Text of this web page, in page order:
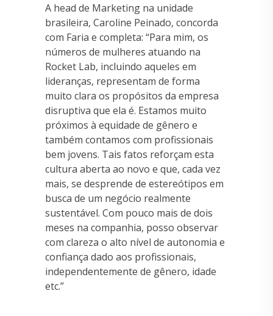
A head de Marketing na unidade
brasileira, Caroline Peinado, concorda
com Faria e completa: “Para mim, os
números de mulheres atuando na
Rocket Lab, incluindo aqueles em
lideranças, representam de forma
muito clara os propósitos da empresa
disruptiva que ela é. Estamos muito
próximos à equidade de gênero e
também contamos com profissionais
bem jovens. Tais fatos reforçam esta
cultura aberta ao novo e que, cada vez
mais, se desprende de estereótipos em
busca de um negócio realmente
sustentável. Com pouco mais de dois
meses na companhia, posso observar
com clareza o alto nível de autonomia e
confiança dado aos profissionais,
independentemente de gênero, idade
etc.”